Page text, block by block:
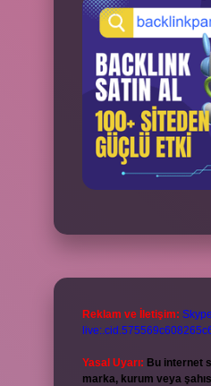
Reklam ve İletişim:
Yasal Uyarı: Bu internet
marka, kurum veya